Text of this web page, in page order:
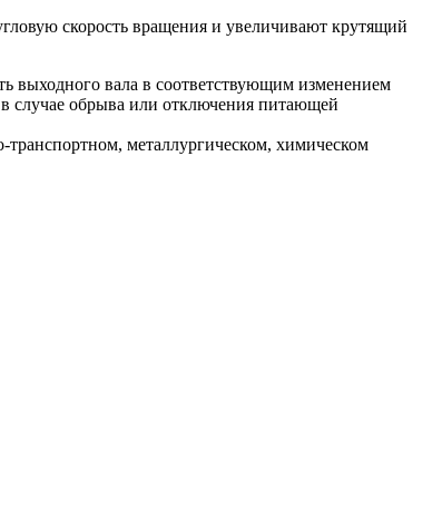
скорость вращения и увеличивают крутящий
выходного вала в соответствующим изменением
случае обрыва или отключения питающей
металлургическом, химическом